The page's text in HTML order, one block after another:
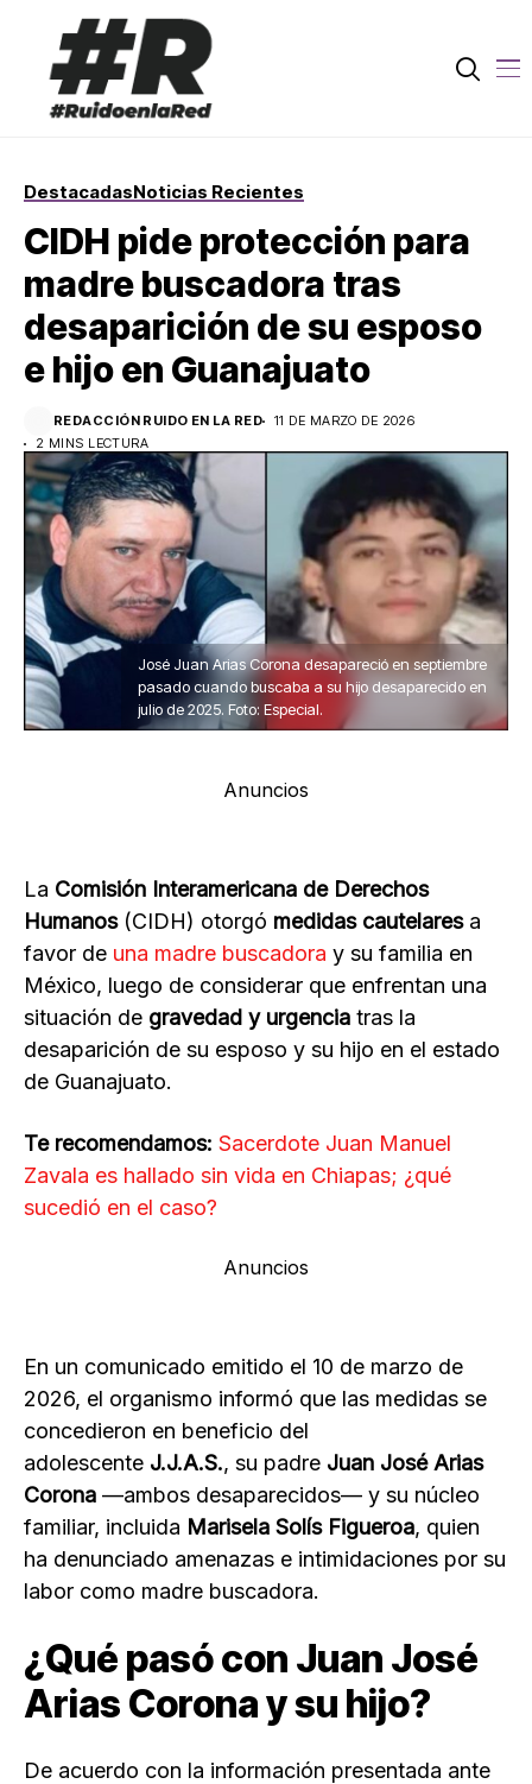
DestacadasNoticias Recientes
CIDH pide protección para
madre buscadora tras
desaparición de su esposo
e hijo en Guanajuato
REDACCIÓN RUIDO EN LA RED
11 DE MARZO DE 2026
2 MINS LECTURA
José Juan Arias Corona desapareció en septiembre
pasado cuando buscaba a su hijo desaparecido en
julio de 2025. Foto: Especial.
Anuncios
La Comisión Interamericana de Derechos
Humanos(CIDH) otorgó medidas cautelaresa
favor de una madre buscadora y su familia en
México, luego de considerar que enfrentan una
situación de gravedad y urgencia tras la
desaparición de su esposo y su hijo en el estado
de Guanajuato.
Te recomendamos: Sacerdote Juan Manuel
Zavala es hallado sin vida en Chiapas; ¿qué
sucedió en el caso?
Anuncios
En un comunicado emitido el 10 de marzo de
2026, el organismo informó que las medidas se
concedieron en beneficio del
adolescente J.J.A.S., su padre Juan José Arias
Corona —ambos desaparecidos— y su núcleo
familiar, incluida Marisela Solís Figueroa, quien
ha denunciado amenazas e intimidaciones por su
labor como madre buscadora.
¿Qué pasó con Juan José
Arias Corona y su hijo?
De acuerdo con la información presentada ante